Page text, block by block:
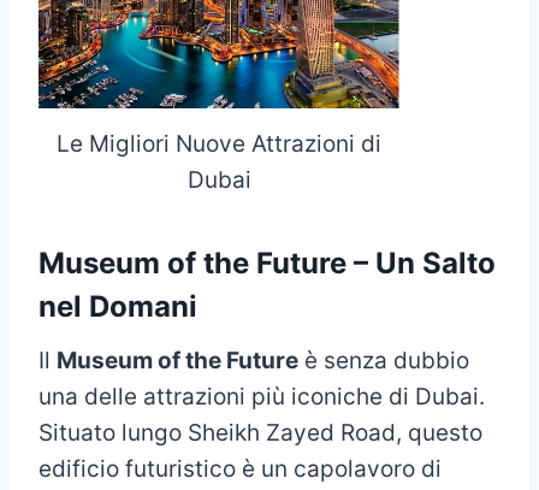
Le Migliori Nuove Attrazioni di
Dubai
Museum of the Future – Un Salto
nel Domani
Il Museum of the Future è senza dubbio
una delle attrazioni più iconiche di Dubai.
Situato lungo Sheikh Zayed Road, questo
edificio futuristico è un capolavoro di